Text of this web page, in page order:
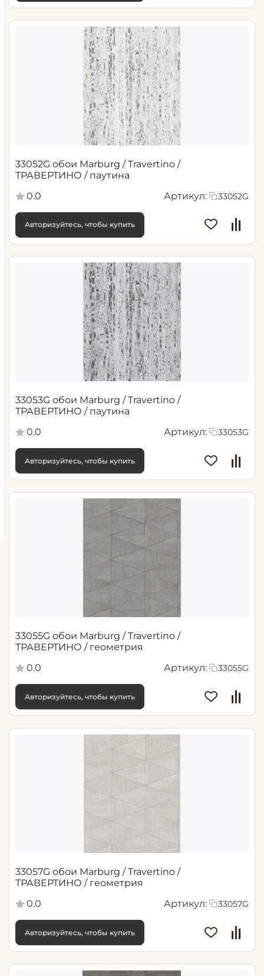
33052G обои Marburg / Travertino /
ТРАВЕРТИНО / паутина
0.0
Артикул: 33052G
Авторизуйтесь, чтобы купить
33053G обои Marburg / Travertino /
ТРАВЕРТИНО / паутина
0.0
Артикул: 33053G
Авторизуйтесь, чтобы купить
33055G обои Marburg / Travertino /
ТРАВЕРТИНО / геометрия
0.0
Артикул: 33055G
Авторизуйтесь, чтобы купить
33057G обои Marburg / Travertino /
ТРАВЕРТИНО / геометрия
0.0
Артикул: 33057G
Авторизуйтесь, чтобы купить